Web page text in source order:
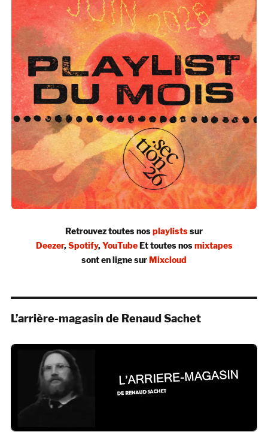
Retrouvez toutes nosplaylistssur
Deezer,Spotify,YouTubeEt toutes nosmixtapes
sont en ligne surMixcloud
L’arrière-magasin de Renaud Sachet